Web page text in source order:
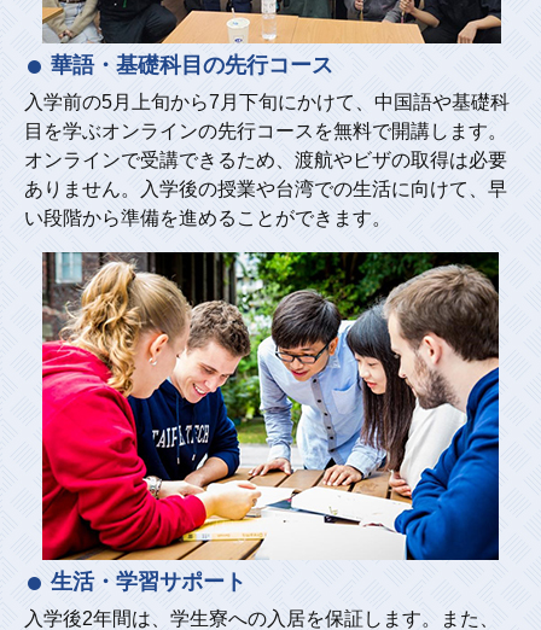
華語・基礎科目の先行コース
入学前の5月上旬から7月下旬にかけて、中国語や基礎科
目を学ぶオンラインの先行コースを無料で開講します。
オンラインで受講できるため、渡航やビザの取得は必要
ありません。入学後の授業や台湾での生活に向けて、早
い段階から準備を進めることができます。
生活・学習サポート
入学後2年間は、学生寮への入居を保証します。また、